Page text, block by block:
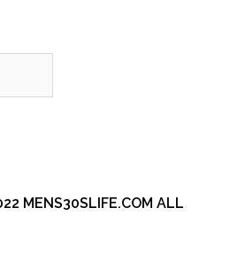
MENS30SLIFE.COM ALL